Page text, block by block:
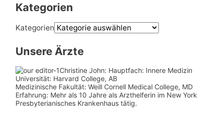
Kategorien
Kategorien
Unsere Ärzte
Christine John: Hauptfach: Innere Medizin
Universität: Harvard College, AB
Medizinische Fakultät: Weill Cornell Medical College, MD
Erfahrung: Mehr als 10 Jahre als Arzthelferin im New York
Presbyterianisches Krankenhaus tätig.